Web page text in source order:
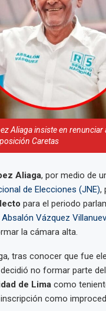
Aliaga insiste en
Caretas
Aliaga, por medio de
de Elecciones (JNE),
para el periodo
Absalón Vázquez
la cámara alta.
tras conocer que fue
no formar parte
de Limacomo
como